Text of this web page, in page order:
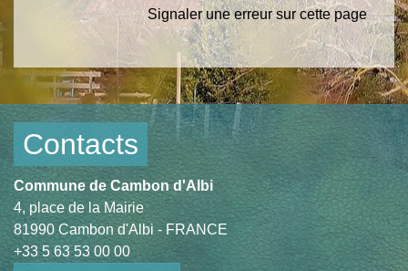
Signaler une erreur sur cette page
Contacts
Commune de Cambon d'Albi
4, place de la Mairie
81990 Cambon d'Albi - FRANCE
+33 5 63 53 00 00